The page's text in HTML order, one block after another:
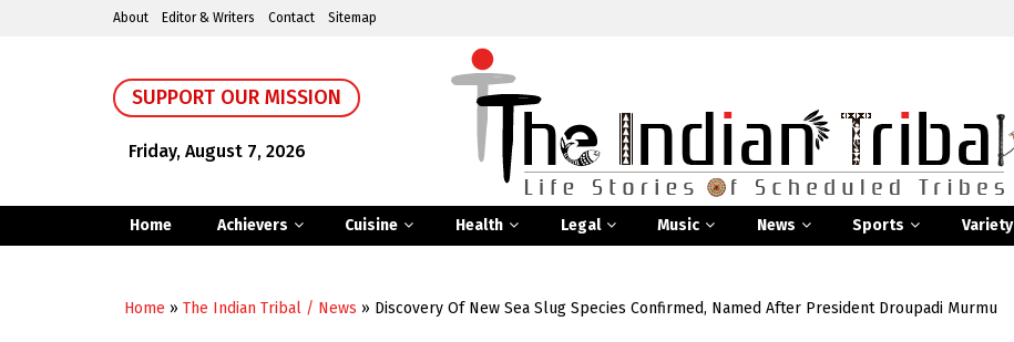
About Editor & Writers Contact Sitemap
SUPPORT OUR MISSION
Friday, August 7, 2026
Home Achievers Cuisine Health Legal Music News Sports Variety
Home » The Indian Tribal / News » Discovery Of New Sea Slug Species Confirmed, Named After President Droupadi Murmu